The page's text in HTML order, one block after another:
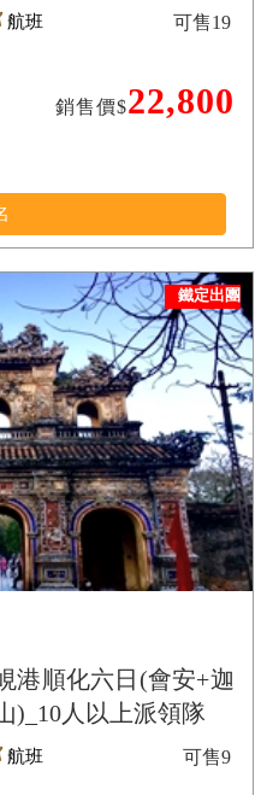
航班
銷售價$22,800
可售19
港順化六日(會安+迦
)_10人以上派領隊
航班 可售9
鐵定出團